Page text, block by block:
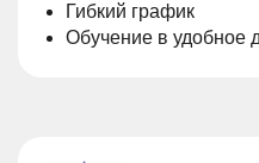
Гибкий график
Обучение в удобное